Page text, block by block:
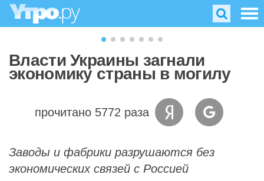
Власти Украины загнали
экономику страны в могилу
прочитано 5772 раза
Заводы и фабрики разрушаются без
экономических связей с Россией